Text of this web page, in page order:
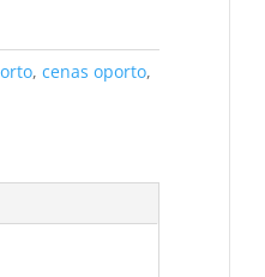
,cenas oporto,